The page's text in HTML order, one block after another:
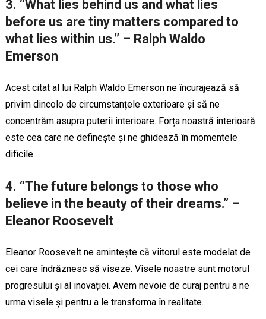
3. “What lies behind us and what lies
before us are tiny matters compared to
what lies within us.” – Ralph Waldo
Emerson
Acest citat al lui Ralph Waldo Emerson ne încurajează să
privim dincolo de circumstanțele exterioare și să ne
concentrăm asupra puterii interioare. Forța noastră interioară
este cea care ne definește și ne ghidează în momentele
dificile.
4. “The future belongs to those who
believe in the beauty of their dreams.” –
Eleanor Roosevelt
Eleanor Roosevelt ne amintește că viitorul este modelat de
cei care îndrăznesc să viseze. Visele noastre sunt motorul
progresului și al inovației. Avem nevoie de curaj pentru a ne
urma visele și pentru a le transforma în realitate.